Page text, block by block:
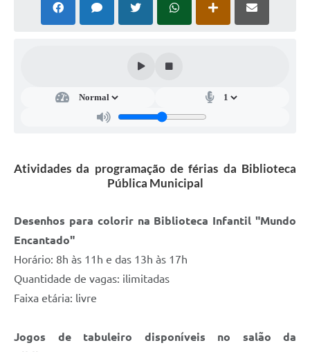
Concursos
Defesa Civil
NFSE
Atividades da programação de férias da Biblioteca
Pública Municipal
Desenhos para colorir na Biblioteca Infantil "Mundo
Encantado"
Horário: 8h às 11h e das 13h às 17h
Quantidade de vagas: ilimitadas
Faixa etária: livre
Jogos de tabuleiro disponíveis no salão da